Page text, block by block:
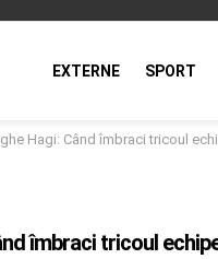
EXTERNE SPORT
Când îmbraci tricoul echipei naţionale trebuie să ai atitudine, să joci cu onoare
îmbraci tricoul